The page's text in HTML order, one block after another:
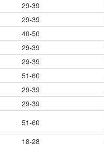
29-39
29-39
40-50
29-39
29-39
51-60
29-39
29-39
51-60
18-28